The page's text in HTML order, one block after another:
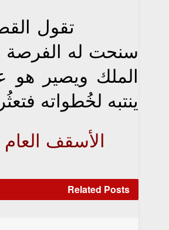
تقول القصة
سنحت له الفرصة
الملك ويصير هو
ينتبه لخُطواته
الأسقف
Related Posts